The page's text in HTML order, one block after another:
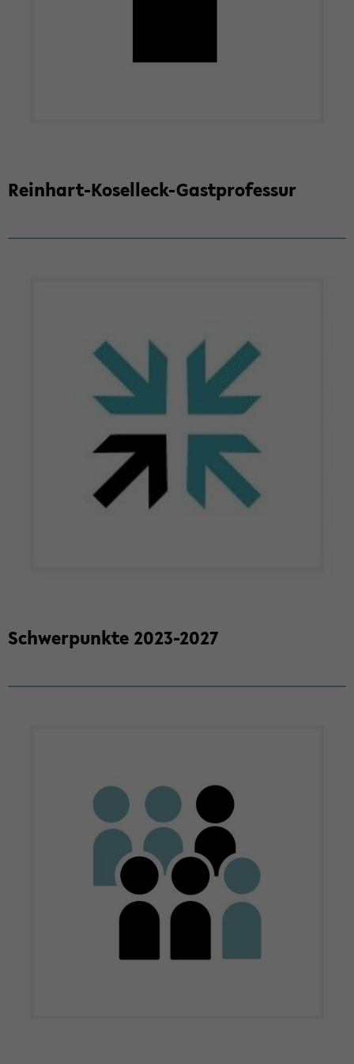
Reinhart-​Koselleck-Gastprofessur
Schwer­punk­te 2023-​2027